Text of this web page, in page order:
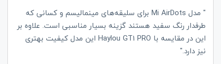
" مدل Mi AirDots برای سلیقه‌های مینمالیسم و کسانی که
طرفدار رنگ سفید هستند گزینه بسیار مناسبی است. علاوه بر
این در مقایسه با Haylou GT1 PRO این مدل کیفیت بهتری
نیز دارد."